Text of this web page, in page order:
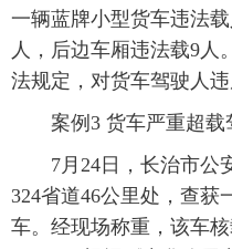
一辆蓝牌小型货车违法
人，后边车厢违法载9人
法规定，对货车驾驶人违
案例3 货车严重超载
7月24日，长治市公
324省道46公里处，查获
车。经现场称重，该车